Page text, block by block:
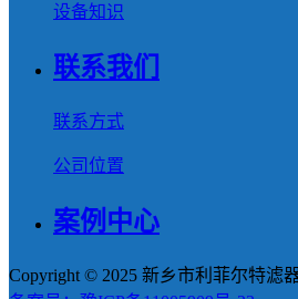
设备知识
联系我们
联系方式
公司位置
案例中心
Copyright © 2025 新乡市利菲尔特滤